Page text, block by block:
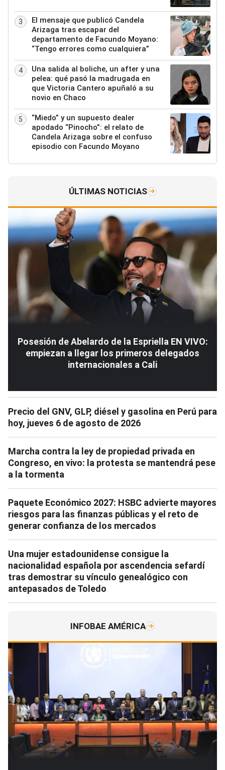
3
El mensaje que publicó Candela
Arizaga tras escapar del
departamento de Facundo Moyano:
“Tengo errores como cualquiera”
4
Una salida al boliche, un after y una
pelea: qué pasó la madrugada en
que Victoria Cantero apuñaló a su
novio en Chaco
5
“Miedo” y un supuesto dealer
apodado “Pinocho”: el relato de
Candela Arizaga sobre el confuso
episodio con Facundo Moyano
ÚLTIMAS NOTICIAS
Posesión de Abelardo de la Espriella EN VIVO:
empiezan a llegar los primeros delegados
internacionales a Cali
Precio del GNV, GLP, diésel y gasolina en Perú para
hoy, jueves 6 de agosto de 2026
Marcha contra la ley de propiedad privada en
Congreso, en vivo: la protesta se mantendrá pese
a la tormenta
Paquete Económico 2027: HSBC advierte mayores
riesgos para las finanzas públicas y el reto de
generar confianza de los mercados
Una mujer estadounidense consigue la
nacionalidad española por ascendencia sefardí
tras demostrar su vínculo genealógico con
antepasados de Toledo
INFOBAE AMÉRICA